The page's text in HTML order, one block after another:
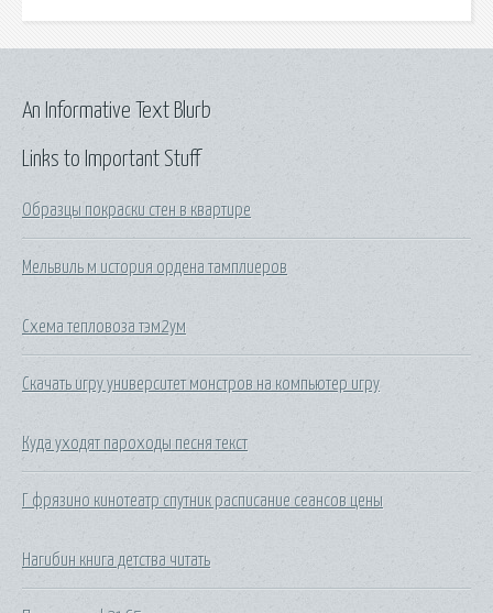
Links to Important Stuff
Образцы покраски стен в квартире
Мельвиль м история ордена тамплиеров
Схема тепловоза тэм2ум
Скачать игру университет монстров на компьютер игру
Куда уходят пароходы песня текст
Г фрязино кинотеатр спутник расписание сеансов цены
Нагибин книга детства читать
An Informative Text Blurb